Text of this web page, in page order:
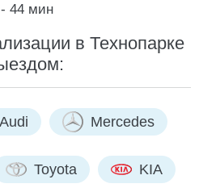
44 мин
в Технопарке
Audi Mercedes
Toyota KIA